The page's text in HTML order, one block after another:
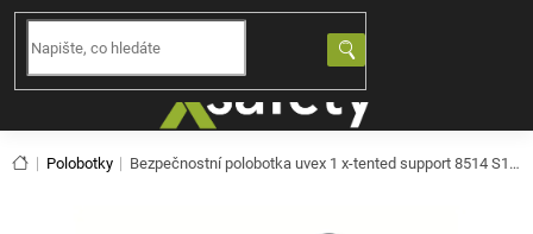
Přejít
obsah
Domů
Polobotky Bezpečnostní polobotka uvex 1 x-tented support 8514 S1 PL